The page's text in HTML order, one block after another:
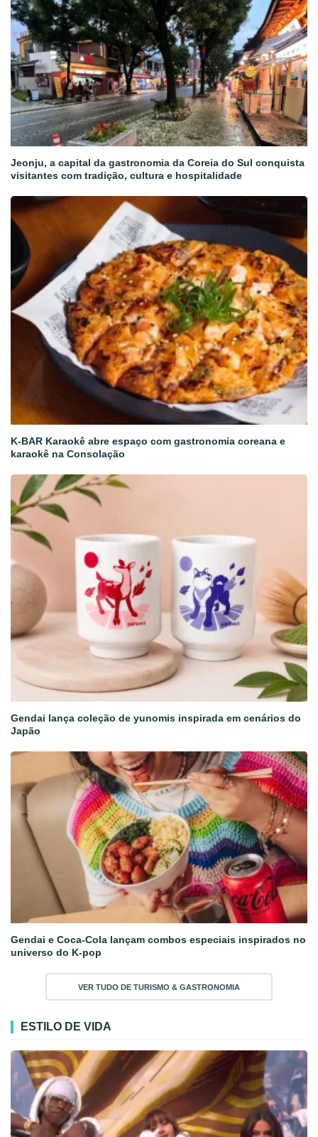
Jeonju, a capital da gastronomia da Coreia do Sul conquista
visitantes com tradição, cultura e hospitalidade
K-BAR Karaokê abre espaço com gastronomia coreana e
karaokê na Consolação
Gendai lança coleção de yunomis inspirada em cenários do
Japão
Gendai e Coca-Cola lançam combos especiais inspirados no
universo do K-pop
VER TUDO DE TURISMO & GASTRONOMIA
ESTILO DE VIDA